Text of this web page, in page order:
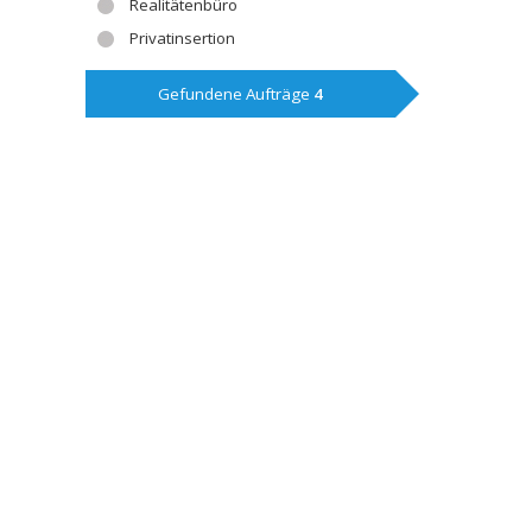
Realitätenbüro
Privatinsertion
Gefundene Aufträge 4